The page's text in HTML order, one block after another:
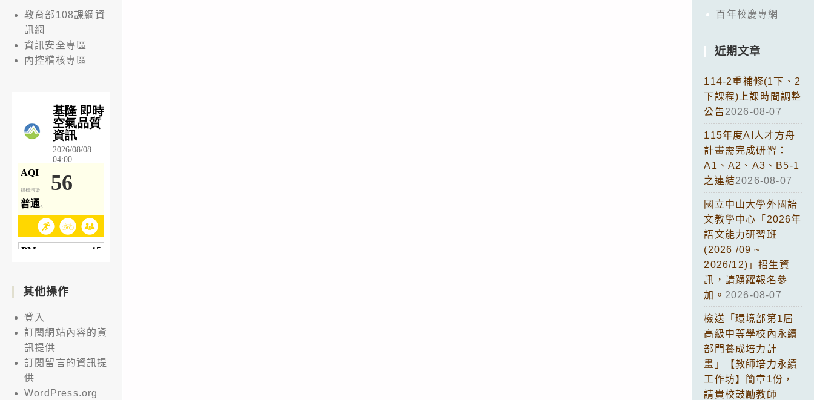
教育部108課綱資
訊網
資訊安全專區
內控稽核專區
其他操作
登入
訂閱網站內容的資
訊提供
訂閱留言的資訊提
供
WordPress.org
百年校慶專網
近期文章
114-2重補修(1下、2
下課程)上課時間調整
公告2026-08-07
115年度AI人才方舟
計畫需完成研習：
A1、A2、A3、B5-1
之連結2026-08-07
國立中山大學外國語
文教學中心「2026年
語文能力研習班
(2026 /09 ~
2026/12)」招生資
訊，請踴躍報名參
加。 2026-08-07
檢送「環境部第1屆
高級中等學校內永續
部門養成培力計
畫」【教師培力永續
工作坊】簡章1份，
請貴校鼓勵教師